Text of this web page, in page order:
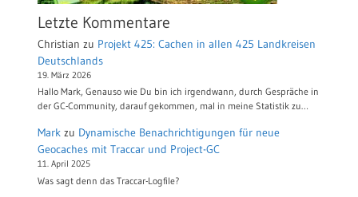
Letzte Kommentare
Christian zu Projekt 425: Cachen in allen 425 Landkreisen
Deutschlands
19. März 2026
Hallo Mark, Genauso wie Du bin ich irgendwann, durch Gespräche in
der GC-Community, darauf gekommen, mal in meine Statistik zu…
Mark zu Dynamische Benachrichtigungen für neue
Geocaches mit Traccar und Project-GC
11. April 2025
Was sagt denn das Traccar-Logfile?